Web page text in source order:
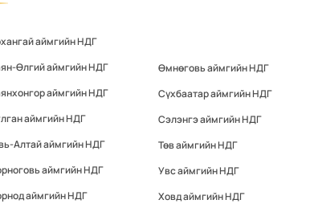
аймгийн НДГ
Өлгий аймгийн НДГ
аймгийн НДГ
аймгийн НДГ
Алтай аймгийн НДГ
аймгийн НДГ
аймгийн НДГ
Өмнөговь аймгийн НДГ
Сүхбаатар аймгийн НДГ
Сэлэнгэ аймгийн НДГ
Төв аймгийн НДГ
Увс аймгийн НДГ
Ховд аймгийн НДГ